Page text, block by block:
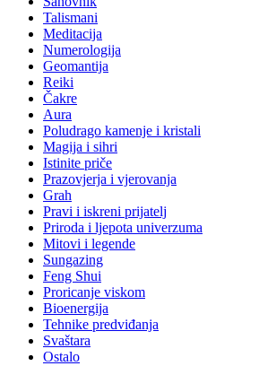
Talismani
Meditacija
Numerologija
Geomantija
Reiki
Čakre
Aura
Poludrago kamenje i kristali
Magija i sihri
Istinite priče
Prazovjerja i vjerovanja
Grah
Pravi i iskreni prijatelj
Priroda i ljepota univerzuma
Mitovi i legende
Sungazing
Feng Shui
Proricanje viskom
Bioenergija
Tehnike predviđanja
Svaštara
Ostalo